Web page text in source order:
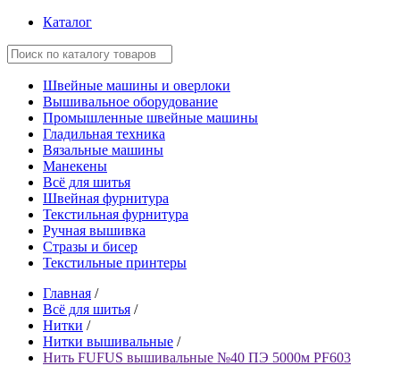
Каталог
Швейные машины и оверлоки
Вышивальное оборудование
Промышленные швейные машины
Гладильная техника
Вязальные машины
Манекены
Всё для шитья
Швейная фурнитура
Текстильная фурнитура
Ручная вышивка
Стразы и бисер
Текстильные принтеры
Главная /
Всё для шитья /
Нитки /
Нитки вышивальные /
Нить FUFUS вышивальные №40 ПЭ 5000м PF603